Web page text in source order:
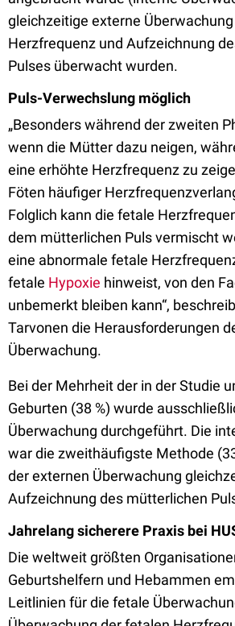
gleichzeitige externe
Herzfrequenz und Aufzeichnung
Pulses überwacht wurden.
Puls-Verwechslung möglich
„Besonders während der zweiten
wenn die Mütter dazu neigen,
eine erhöhte Herzfrequenz zu
Föten häufiger
Folglich kann die fetale
dem mütterlichen Puls vermischt
eine abnormale fetale
fetale Hypoxie hinweist, von den
unbemerkt bleiben kann“,
Tarvonen die Herausforderungen
Überwachung.
Bei der Mehrheit der in der Studie
Geburten (38 %) wurde
Überwachung durchgeführt. Die
war die zweithäufigste Methode
der externen Überwachung
Aufzeichnung des mütterlichen
Jahrelang sicherere Praxis bei
Die weltweit größten
Geburtshelfern und Hebammen
Leitlinien für die fetale